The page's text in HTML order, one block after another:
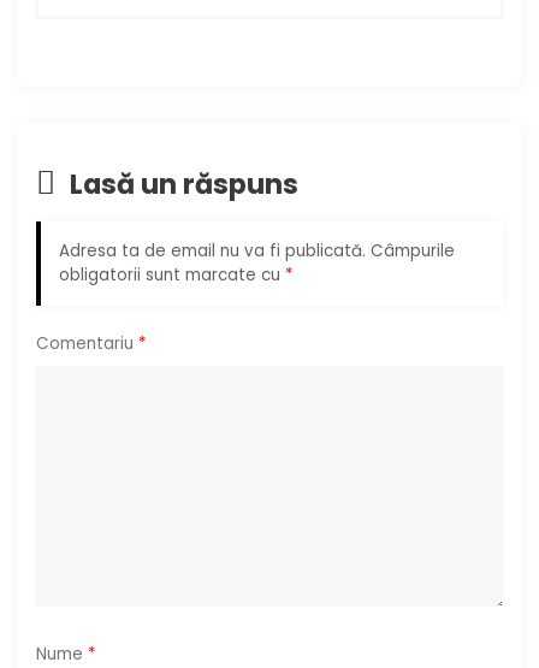
n
r
t
Lasă un răspuns
Adresa ta de email nu va fi publicată. Câmpurile
obligatorii sunt marcate cu *
Comentariu *
Nume *